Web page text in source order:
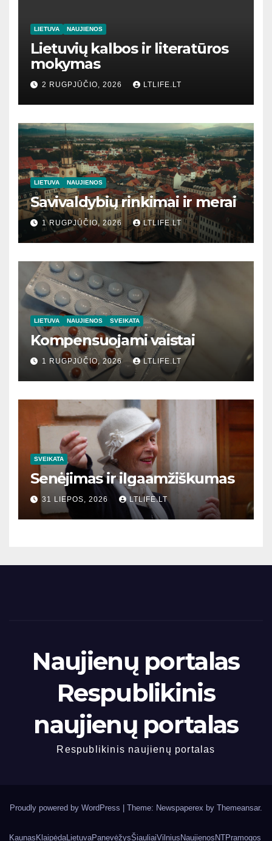
LIETUVA NAUJIENOS
Lietuvių kalbos ir literatūros
mokymas
2 RUGPJŪČIO, 2026 LTLIFE.LT
LIETUVA NAUJIENOS
Savivaldybių rinkimai ir merai
1 RUGPJŪČIO, 2026 LTLIFE.LT
LIETUVA NAUJIENOS SVEIKATA
Kompensuojami vaistai
1 RUGPJŪČIO, 2026 LTLIFE.LT
SVEIKATA
Senėjimas ir ilgaamžiškumas
31 LIEPOS, 2026 LTLIFE.LT
Naujienų portalas
Respublikinis
naujienų portalas
Respublikinis naujienų portalas
Proudly powered by WordPress Theme: Newspaperex by Themeansar.
KaunasKlaipėdaLietuvaPanevėžysŠiauliaiVilniusNaujienosNTPramogos